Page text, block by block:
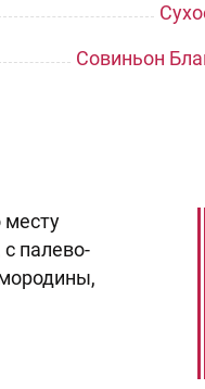
Совиньон
месту
палево-